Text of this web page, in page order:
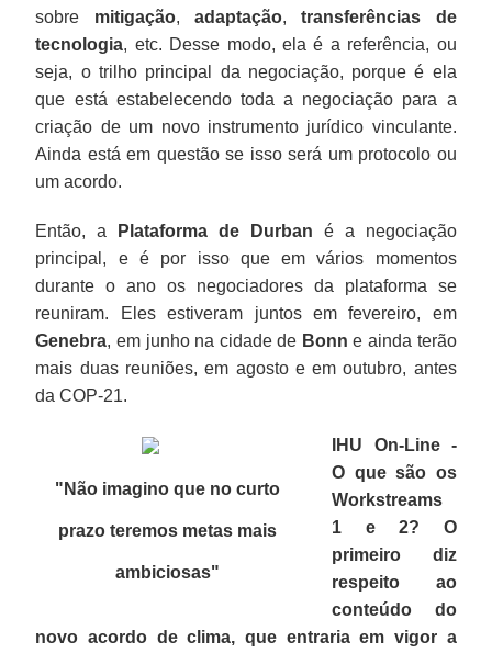
sobre mitigação, adaptação,transferências de
tecnologia, etc. Desse modo, ela é a referência, ou
seja, o trilho principal da negociação, porque é ela
que está estabelecendo toda a negociação para a
criação de um novo instrumento jurídico vinculante.
Ainda está em questão se isso será um protocolo ou
um acordo.
Então, a Plataforma de Durban é a negociação
principal, e é por isso que em vários momentos
durante o ano os negociadores da plataforma se
reuniram. Eles estiveram juntos em fevereiro, em
Genebra, em junho na cidade de Bonn e ainda terão
mais duas reuniões, em agosto e em outubro, antes
da COP-21.
"Não imagino que no curto
prazo teremos metas mais
ambiciosas"
IHU On-Line -
O que são os
Workstreams
1 e 2? O
primeiro diz
respeito ao
conteúdo do
novo acordo de clima, que entraria em vigor a